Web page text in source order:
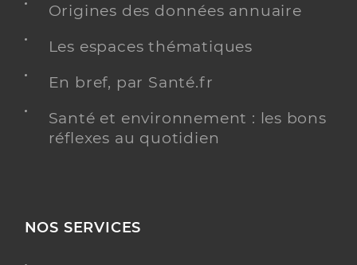
Origines des données annuaire
Les espaces thématiques
En bref, par Santé.fr
Santé et environnement : les bons
réflexes au quotidien
NOS SERVICES